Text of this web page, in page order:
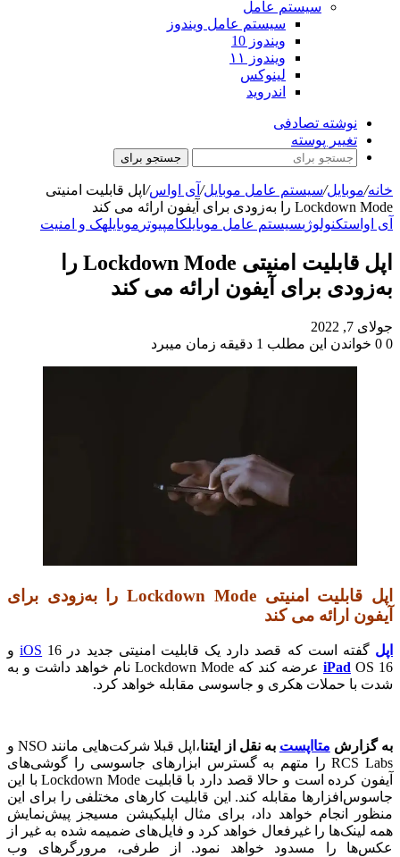
سیستم عامل
سیستم عامل ویندوز
ویندوز 10
ویندوز ۱۱
لینوکس
اندروید
نوشته تصادفی
تغییر پوسته
جستجو برای
خانه/موبایل/سیستم عامل موبایل/ آی اواس/ اپل قابلیت امنیتی
Lockdown Mode را به‌زودی برای آیفون ارائه می کند
آی اواستکنولوژیسیستم عامل موبایلکامپیوتر موبایلهک و امنیت
اپل قابلیت امنیتی Lockdown Mode را
به‌زودی برای آیفون ارائه می کند
جولای 7, 2022
0
خواندن این مطلب 1 دقیقه زمان میبرد
اپل قابلیت امنیتی Lockdown Mode را به‌زودی برای
آیفون ارائه می کند
اپل گفته است که قصد دارد یک ‌‌قابلیت امنیتی جدید در iOS 16 و
iPad
OS 16 عرضه کند که‌ Lockdown Mode نام خواهد داشت و به
شدت با حملات هکری و جاسوسی مقابله خواهد کرد. ‌
به گزارش متااپست به نقل از ايتنا
،اپل قبلا شرکت‌هایی مانند NSO و
RCS Labs را متهم به گسترس ابزارهای جاسوسی را گوشی‌های
آیفون کرده است و حالا قصد دارد با قابلیت Lockdown Mode با این
جاسوس‌افزارها مقابله کند. این قابلیت کارهای مختلفی را برای این
منظور انجام خواهد داد، برای مثال اپلیکیشن مسیجز پیش‌نمایش
همه لینک‌ها را غیرفعال خواهد کرد و فایل‌های ضمیمه شده به غیر از
عکس‌ها را مسدود خواهد نمود. از طرفی، مرورگرهای وب